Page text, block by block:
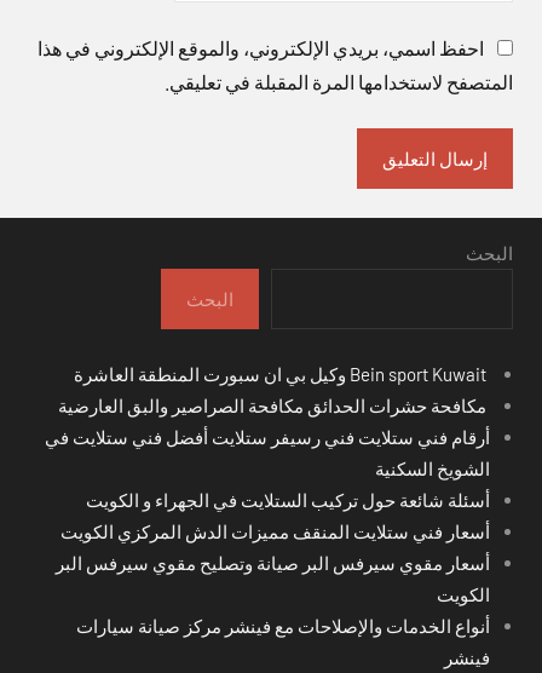
احفظ اسمي، بريدي الإلكتروني، والموقع الإلكتروني في هذا
المتصفح لاستخدامها المرة المقبلة في تعليقي.
البحث
البحث
مكافحة حشرات الحدائق مكافحة الصراصير والبق العارضية
أرقام فني ستلايت فني رسيفر ستلايت أفضل فني ستلايت في
الشويخ السكنية
أسئلة شائعة حول تركيب الستلايت في الجهراء و الكويت
أسعار فني ستلايت المنقف مميزات الدش المركزي الكويت
أسعار مقوي سيرفس البر صيانة وتصليح مقوي سيرفس البر
الكويت
أنواع الخدمات والإصلاحات مع فينشر مركز صيانة سيارات
فينشر